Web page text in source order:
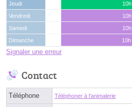
Jeudi
Vendredi
Samedi
Dimanche
Signaler une erreur
Contact
Téléphone Téléphoner à l'animalerie